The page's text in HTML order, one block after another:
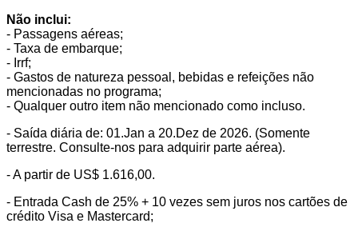
Não inclui:
- Passagens aéreas;
- Taxa de embarque;
- Irrf;
- Gastos de natureza pessoal, bebidas e refeições não
mencionadas no programa;
- Qualquer outro item não mencionado como incluso.
- Saída diária de: 01.Jan a 20.Dez de 2026. (Somente
terrestre. Consulte-nos para adquirir parte aérea).
- A partir de US$ 1.616,00.
- Entrada Cash de 25% + 10 vezes sem juros nos cartões de
crédito Visa e Mastercard;